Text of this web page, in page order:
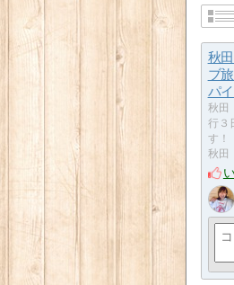
秋
ブ
パ
秋田
行３
す！
秋田